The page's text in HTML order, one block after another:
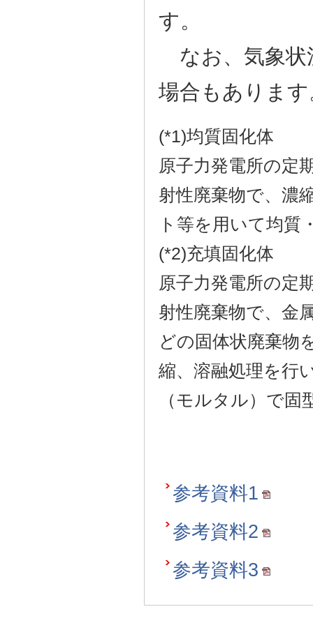
す。
なお、気象状
場合もあります
(*1)均質固化体
原子力発電所の定
射性廃棄物で、濃
ト等を用いて均質
(*2)充填固化体
原子力発電所の定
射性廃棄物で、金
どの固体状廃棄物
縮、溶融処理を行
（モルタル）で固
参考資料1
参考資料2
参考資料3